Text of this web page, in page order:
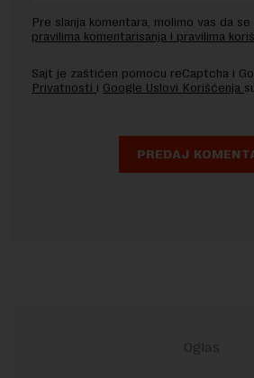
Pre slanja komentara, molimo vas da
pravilima komentarisanja i pravilima
Sajt je zaštićen pomocu reCaptcha i
Privatnosti i Google Uslovi Korišćenja